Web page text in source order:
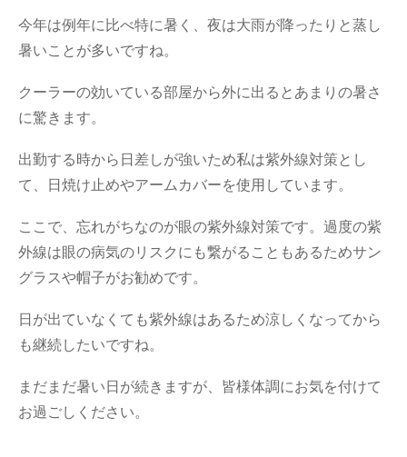
今年は例年に比べ特に暑く、夜は大雨が降ったりと蒸し
暑いことが多いですね。
クーラーの効いている部屋から外に出るとあまりの暑さ
に驚きます。
出勤する時から日差しが強いため私は紫外線対策とし
て、日焼け止めやアームカバーを使用しています。
ここで、忘れがちなのが眼の紫外線対策です。過度の紫
外線は眼の病気のリスクにも繋がることもあるためサン
グラスや帽子がお勧めです。
日が出ていなくても紫外線はあるため涼しくなってから
も継続したいですね。
まだまだ暑い日が続きますが、皆様体調にお気を付けて
お過ごしください。